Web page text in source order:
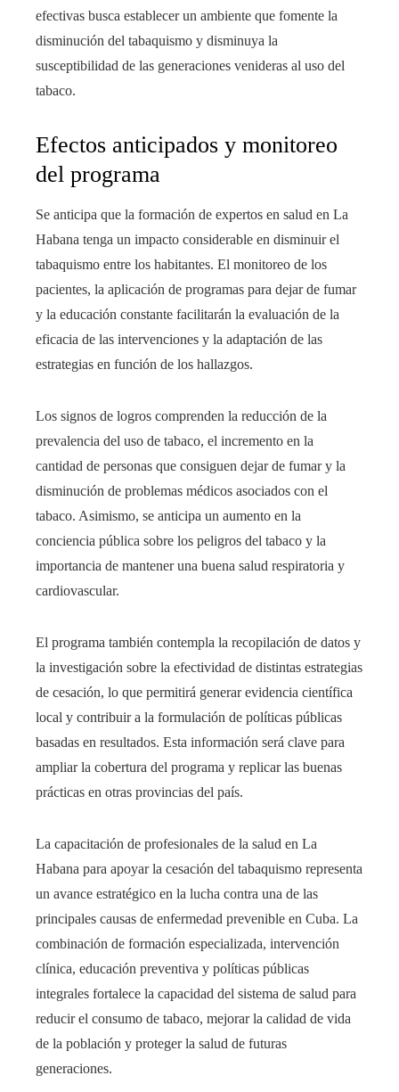
efectivas busca establecer un ambiente que fomente la
disminución del tabaquismo y disminuya la
susceptibilidad de las generaciones venideras al uso del
tabaco.
Efectos anticipados y monitoreo
del programa
Se anticipa que la formación de expertos en salud en La
Habana tenga un impacto considerable en disminuir el
tabaquismo entre los habitantes. El monitoreo de los
pacientes, la aplicación de programas para dejar de fumar
y la educación constante facilitarán la evaluación de la
eficacia de las intervenciones y la adaptación de las
estrategias en función de los hallazgos.
Los signos de logros comprenden la reducción de la
prevalencia del uso de tabaco, el incremento en la
cantidad de personas que consiguen dejar de fumar y la
disminución de problemas médicos asociados con el
tabaco. Asimismo, se anticipa un aumento en la
conciencia pública sobre los peligros del tabaco y la
importancia de mantener una buena salud respiratoria y
cardiovascular.
El programa también contempla la recopilación de datos y
la investigación sobre la efectividad de distintas estrategias
de cesación, lo que permitirá generar evidencia científica
local y contribuir a la formulación de políticas públicas
basadas en resultados. Esta información será clave para
ampliar la cobertura del programa y replicar las buenas
prácticas en otras provincias del país.
La capacitación de profesionales de la salud en La
Habana para apoyar la cesación del tabaquismo representa
un avance estratégico en la lucha contra una de las
principales causas de enfermedad prevenible en Cuba. La
combinación de formación especializada, intervención
clínica, educación preventiva y políticas públicas
integrales fortalece la capacidad del sistema de salud para
reducir el consumo de tabaco, mejorar la calidad de vida
de la población y proteger la salud de futuras
generaciones.